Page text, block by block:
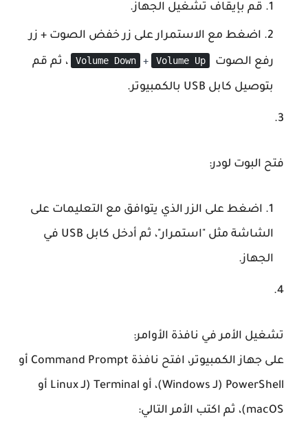
قم بإيقاف تشغيل الجهاز.
اضغط مع الاستمرار على زر خفض الصوت + زر
رفع الصوت Volume Down + Volume Up ، ثم قم
بتوصيل كابل USB بالكمبيوتر.
فتح البوت لودر:
اضغط على الزر الذي يتوافق مع التعليمات على
الشاشة مثل "استمرار"، ثم أدخل كابل USB في
الجهاز.
تشغيل الأمر في نافذة الأوامر:
على جهاز الكمبيوتر، افتح نافذة Command Prompt أو
PowerShell (لـ Windows)، أو Terminal
(لـ Linux أو
macOS)، ثم اكتب الأمر التالي: